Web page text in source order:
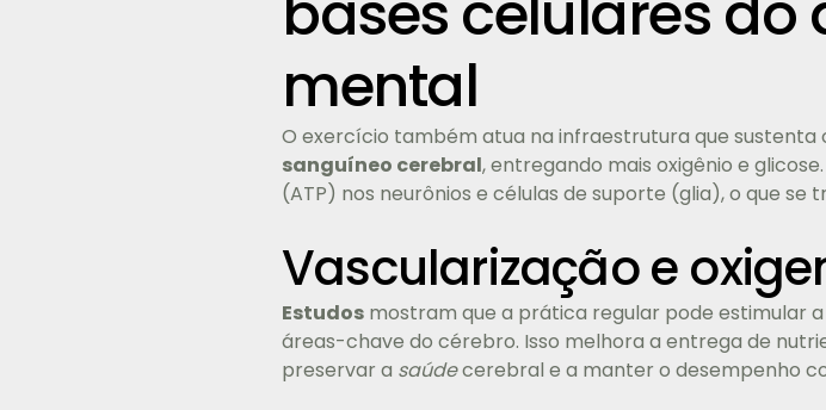
mental
O exercício também atua na infraestrutura que
sanguíneo cerebral, entregando mais oxigênio e
(ATP) nos neurônios e células de suporte (glia), o que
Vascularização e
Estudos mostram que a prática regular pode estimular
áreas-chave do cérebro. Isso melhora a entrega de
preservar a saúdecerebral e a manter o desempenho